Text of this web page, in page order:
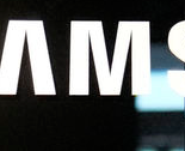
전례 없는 특급대우'
폭염 저감시설 '온도차'
량폭탄 폭발 사건
란이 목표 아냐 " 밝혀